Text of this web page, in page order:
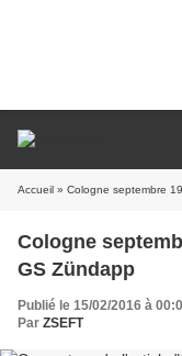
Accueil » Cologne septembre
Cologne
GS Zündapp
Publié le 15/02/2016 à
Par ZSEFT